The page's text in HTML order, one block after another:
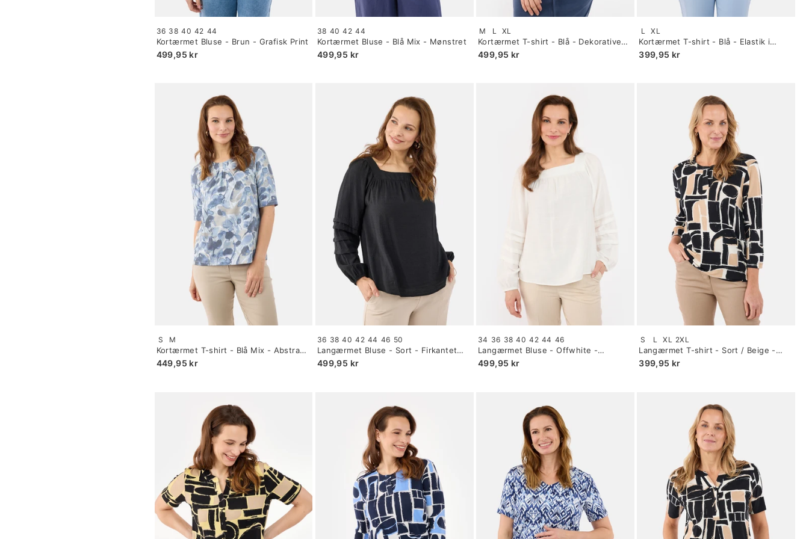
Kortærmet Bluse - Brun - Grafisk Print
499,95 kr
Size:
34
selected
36 38 40 42 44
Kortærmet Bluse - Blå Mix - Mønstret
499,95 kr
Size:
34
selected
38 40 42 44
Kortærmet T-shirt - Blå - Dekorative
Knapper
499,95 kr
Size:
S
selected
M L XL
Kortærmet T-shirt - Blå - Elastik i
Linning
399,95 kr
Size:
S
selected
L XL
Kortærmet T-shirt - Blå Mix - Abstrakt
Mønster
449,95 kr
Size:
S
selected
S M
Langærmet Bluse - Sort - Firkantet
Hals
499,95 kr
Size:
34
selected
36 38 40 42 44 46 50
Langærmet Bluse - Offwhite -
Firkantet Hals
499,95 kr
Size:
34
selected
34 36 38 40 42 44 46
Langærmet T-shirt - Sort / Beige -
Mønstret
399,95 kr
Size:
S
selected
S L XL 2XL